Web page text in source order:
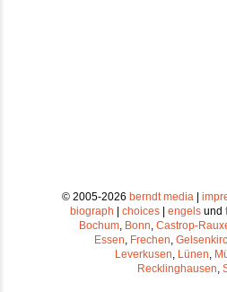
© 2005-2026 berndt media|
biograph
choices engels und
Bochum, Bonn, Castrop-
Essen, Frechen,
Leverkusen, Lünen,
Recklinghausen,